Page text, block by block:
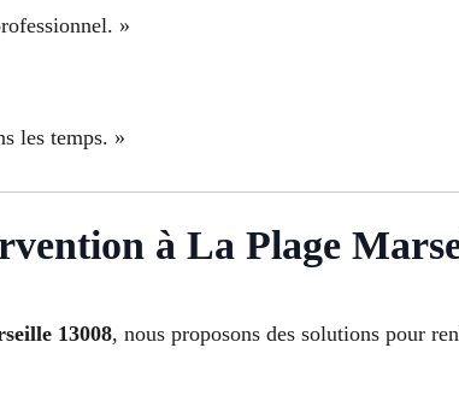
»
les temps. »
à La Plage
13008, nous proposons des solutions pour